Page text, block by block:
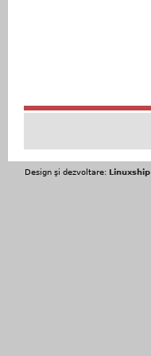
Design şi dezvoltare: Linuxship